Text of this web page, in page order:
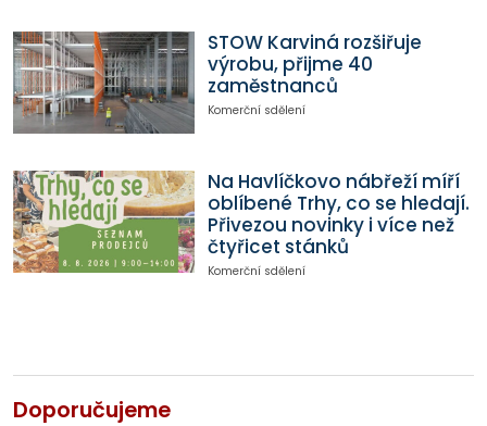
STOW Karviná rozšiřuje
výrobu, přijme 40
zaměstnanců
Komerční sdělení
Na Havlíčkovo nábřeží míří
oblíbené Trhy, co se hledají.
Přivezou novinky i více než
čtyřicet stánků
Komerční sdělení
Doporučujeme